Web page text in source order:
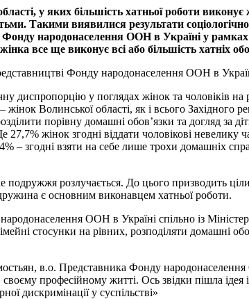
у яких більшість хатньої роботи
Такими виявилися результати
Фонду народонаселення ООН в Україні у
все ще виконує всі або більшість хатніх
Фонду народонаселення ООН в
диспропорцію у поглядах жінок та чоловіків на
Волинської області, як і всього Західного
порівну домашні обов’язки та догляд за
жінок згодні віддати чоловікові невелику
– згодні взяти на себе лише трохи домашніх
розлучається. До цього призводить
є основним виконавцем хатньої роботи.
ООН в Україні спільно із
стосунки на рівних, розподіляти домашні
в.о. Представника Фонду
своєму професійному житті. Ось звідки пішла
дискримінації у суспільстві»